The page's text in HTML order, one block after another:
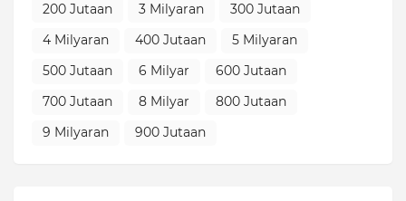
200 Jutaan
3 Milyaran
300 Jutaan
4 Milyaran
400 Jutaan
5 Milyaran
500 Jutaan
6 Milyar
600 Jutaan
700 Jutaan
8 Milyar
800 Jutaan
9 Milyaran
900 Jutaan